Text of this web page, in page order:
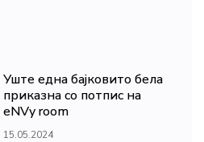
Уште една бајковито бела
приказна со потпис на
eNVy room
15.05.2024